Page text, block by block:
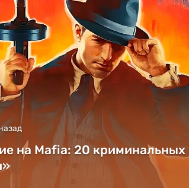
на Mafia: 20 криминальных